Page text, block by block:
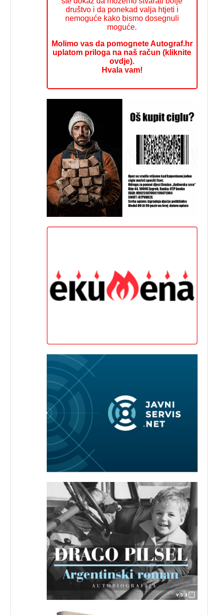
društvo i da ponekad valja htjeti i
nemoguće kako bismo dosegnuli
moguće.
Molimo vas da pomognete Autograf.hr
uplatom priloga na naš račun (kliknite
ovdje).
Hvala vam!